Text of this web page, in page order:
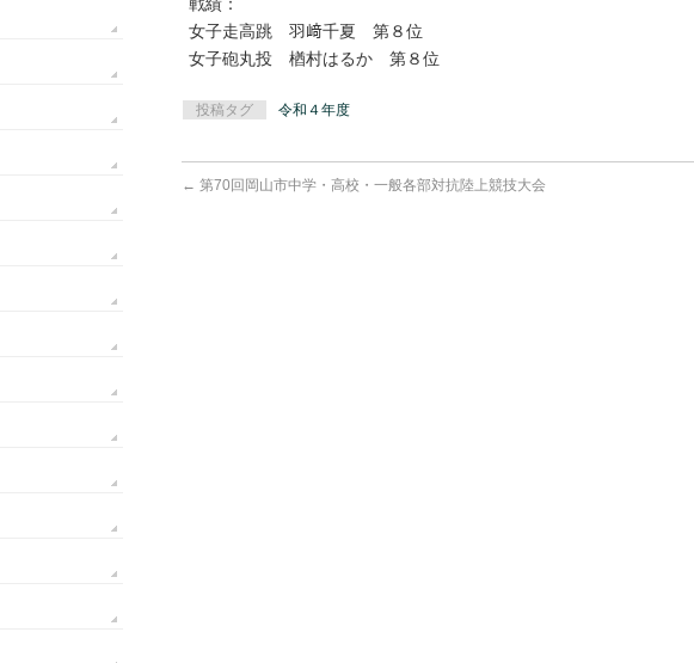
女子走高跳 羽﨑千夏 第８位
女子砲丸投 楢村はるか 第８位
投稿タグ 令和４年度
← 第70回岡山市中学・高校・一般各部対抗陸上競技大会